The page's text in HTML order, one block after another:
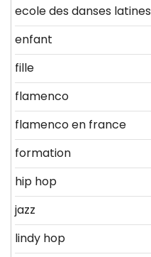
ecole des danses latines
enfant
fille
flamenco
flamenco en france
formation
hip hop
jazz
lindy hop